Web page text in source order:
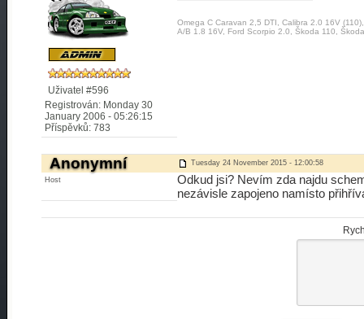
Uživatel #596
Registrován: Monday 30
January 2006 - 05:26:15
Příspěvků: 783
Omega C Caravan 2,5 DTI, Calibra 2.0 16V
A/B 1.8 16V, Ford Scorpio 2.0, Škoda 110,
Anonymní Tuesday 24 November 2015 - 12:00:58
Host
Odkud jsi? Nevím zda najdu
nezávisle zapojeno namísto